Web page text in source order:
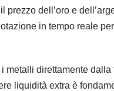
dell’oro e
in tempo reale
metalli direttamente
liquidità extra è